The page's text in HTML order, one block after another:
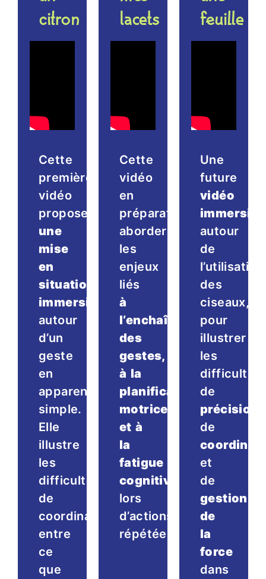
citron
Cette
première
vidéo
propose
une
mise
en
situation
immersive
autour
d’un
geste
en
apparence
simple.
Elle
illustre
les
difficultés
de
coordination
entre
ce
que
lacets
Cette
vidéo
en
préparation
abordera
les
enjeux
liés
à
l’enchaînement
des
gestes,
à la
planification
motrice
et à
la
fatigue
cognitive
lors
d’actions
répétées.
feuille
Une
future
vidéo
immersive
autour
de
l’utilisation
des
ciseaux,
pour
illustrer
les
difficultés
de
précision
de
et
de
gestion
de
la
force
dans